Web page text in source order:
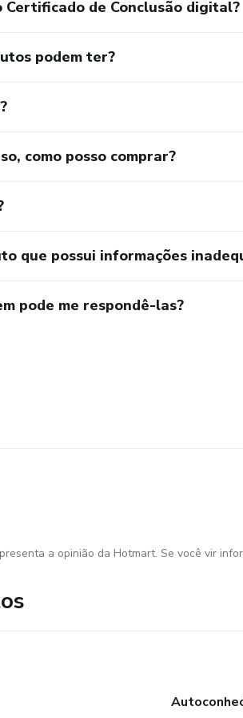
Certificado de Conclusão digital?
podem ter?
como posso comprar?
que possui informações
pode me respondê-las?
a opinião da Hotmart. Se você vir